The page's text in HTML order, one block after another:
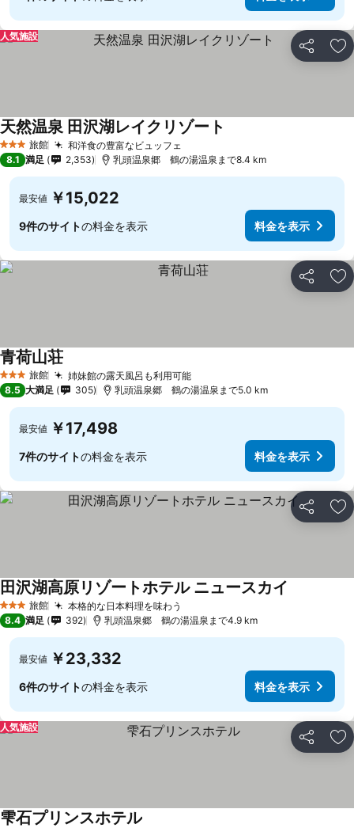
シェア お
人気施設
3 ホテルのランク
旅館 和洋食の豊富なビュッフェ
天然温泉 田沢湖レイクリゾート
8.1 満足 2,353 乳頭温泉郷 鶴の湯温泉まで8.4 km
最安値 ￥15,022
9件のサイトの料金を表示 料金を表示
シェア お
3 ホテルのランク
旅館 姉妹館の露天風呂も利用可能
青荷山荘
8.5 大満足 305 乳頭温泉郷 鶴の湯温泉まで5.0 km
最安値 ￥17,498
7件のサイトの料金を表示 料金を表示
シェア お
3 ホテルのランク
旅館 本格的な日本料理を味わう
田沢湖高原リゾートホテル ニュースカイ
8.4 満足 392 乳頭温泉郷 鶴の湯温泉まで4.9 km
最安値 ￥23,332
6件のサイトの料金を表示 料金を表示
シェア お
人気施設
雫石プリンスホテル